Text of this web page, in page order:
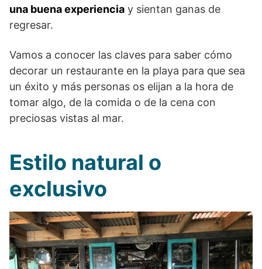
una buena experiencia y sientan ganas de
regresar.
Vamos a conocer las claves para saber cómo
decorar un restaurante en la playa para que sea
un éxito y más personas os elijan a la hora de
tomar algo, de la comida o de la cena con
preciosas vistas al mar.
Estilo natural o
exclusivo